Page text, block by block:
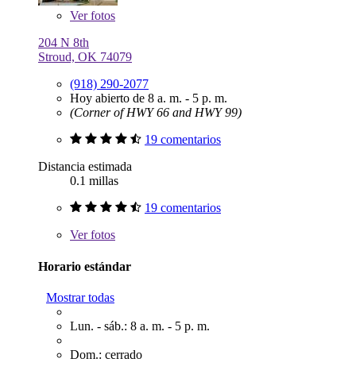
Verfotos
204 N 8th
Stroud, OK 74079
(918) 290-2077
Hoy abierto de 8 a. m. - 5 p. m.
(Corner of HWY 66 and HWY 99)
19 comentarios
Distancia estimada
0.1 millas
19 comentarios
Verfotos
Horario estándar
Mostrar todas
Lun. - sáb.: 8 a. m. - 5 p. m.
Dom.: cerrado